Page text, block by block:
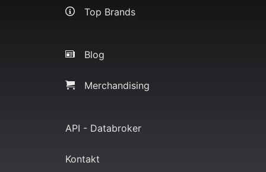
Top Brands
Blog
Merchandising
API - Databroker
Kontakt